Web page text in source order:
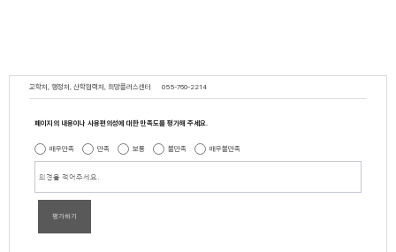
교학처, 행정처, 산학협력처, 희망플러스센터 055-760-2214
페이지의 내용이나 사용편의성에 대한 만족도를 평가해 주세요.
매우만족 만족 보통 불만족 매우불만족
평가하기